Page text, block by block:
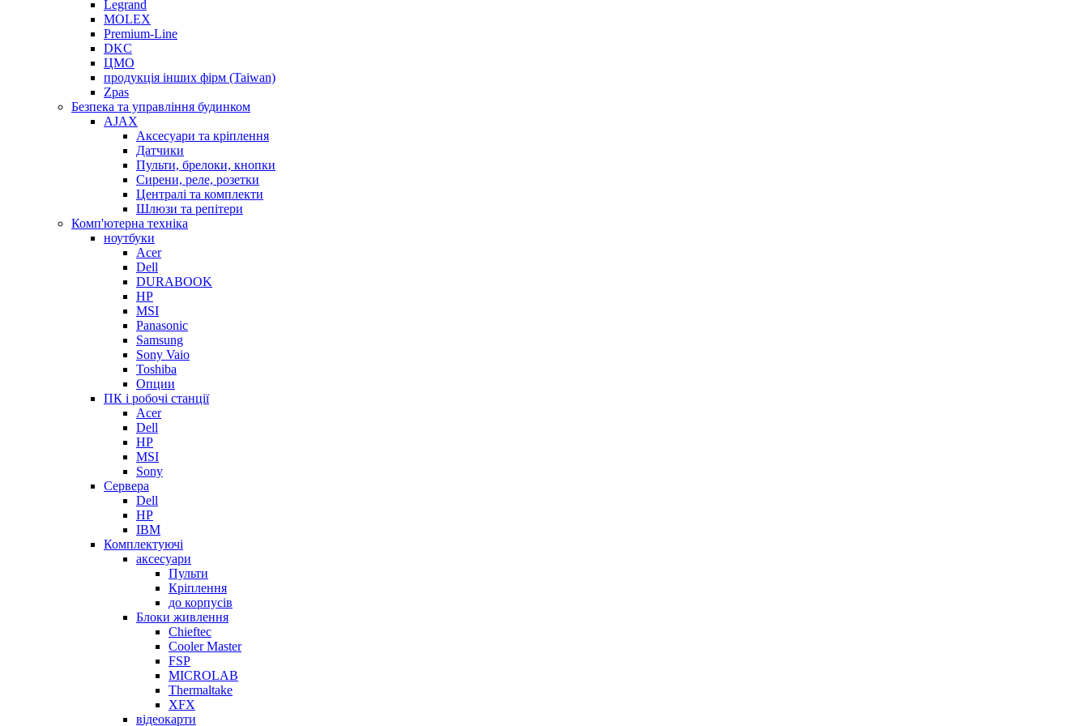
Legrand
MOLEX
Premium-Line
DKC
ЦМО
продукція інших фірм (Taiwan)
Zpas
Безпека та управління будинком
AJAX
Аксесуари та кріплення
Датчики
Пульти, брелоки, кнопки
Сирени, реле, розетки
Централі та комплекти
Шлюзи та репітери
Комп'ютерна техніка
ноутбуки
Acer
Dell
DURABOOK
HP
MSI
Panasonic
Samsung
Sony Vaio
Toshiba
Опции
ПК і робочі станції
Acer
Dell
HP
MSI
Sony
Сервера
Dell
HP
IBM
Комплектуючі
аксесуари
Пульти
Кріплення
до корпусів
Блоки живлення
Chieftec
Cooler Master
FSP
MICROLAB
Thermaltake
XFX
відеокарти